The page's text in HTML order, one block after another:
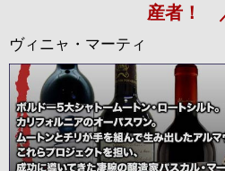
産者！
ヴィニャ・マーティ